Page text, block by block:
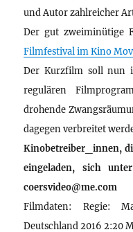
und Autor zahlreicher
Der gut zweiminütige
Filmfestival im Kino
Der Kurzfilm soll nun
regulären
drohende
dagegen verbreitet
Kinobetreiber_innen,
eingeladen, sich
coersvideo@me.com
Filmdaten: Regie:
Deutschland 2016 2:20